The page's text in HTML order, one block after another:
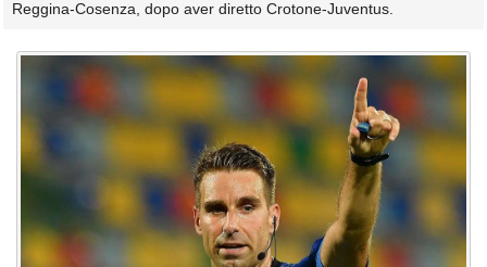
Reggina-Cosenza, dopo aver diretto Crotone-Juventus.